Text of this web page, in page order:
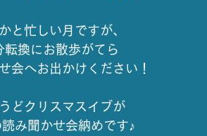
と忙しい月ですが、
転換にお散歩がてら
会へお出かけください！
どクリスマスイブが
み聞かせ会納めです♪